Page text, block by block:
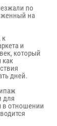
по
на
к
и
который
дней.
для
в отношении